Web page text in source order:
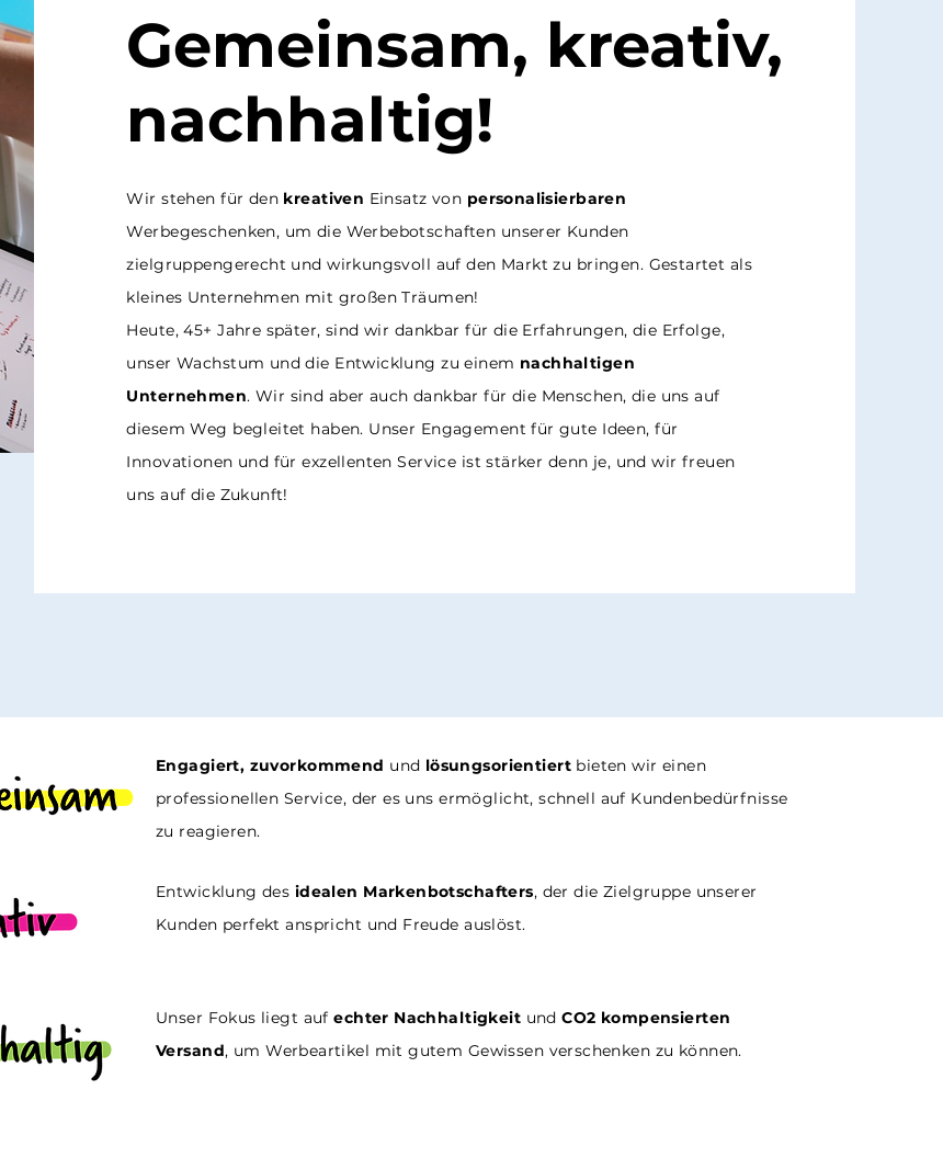
Gemeinsam, kreativ,
nachhaltig!
Wir stehen für den kreativen Einsatz von personalisierbaren
Werbegeschenken, um die Werbebotschaften unserer Kunden
zielgruppengerecht und wirkungsvoll auf den Markt zu bringen. Gestartet als
kleines Unternehmen mit großen Träumen!
Heute, 45+ Jahre später, sind wir dankbar für die Erfahrungen, die Erfolge,
unser Wachstum und die Entwicklung zu einem nachhaltigen
Unternehmen. Wir sind aber auch dankbar für die Menschen, die uns auf
diesem Weg begleitet haben. Unser Engagement für gute Ideen, für
Innovationen und für exzellenten Service ist stärker denn je, und wir freuen
uns auf die Zukunft!
Engagiert, zuvorkommend und lösungsorientiertbieten wir einen
professionellen Service, der es uns ermöglicht, schnell auf Kundenbedürfnisse
zu reagieren.
Entwicklung des idealen Markenbotschafters, der die Zielgruppe unserer
Kunden perfekt anspricht und Freude auslöst.
Unser Fokus liegt aufechter Nachhaltigkeit und CO2 kompensierten
Versand, um Werbeartikel mit gutem Gewissen verschenken zu können.